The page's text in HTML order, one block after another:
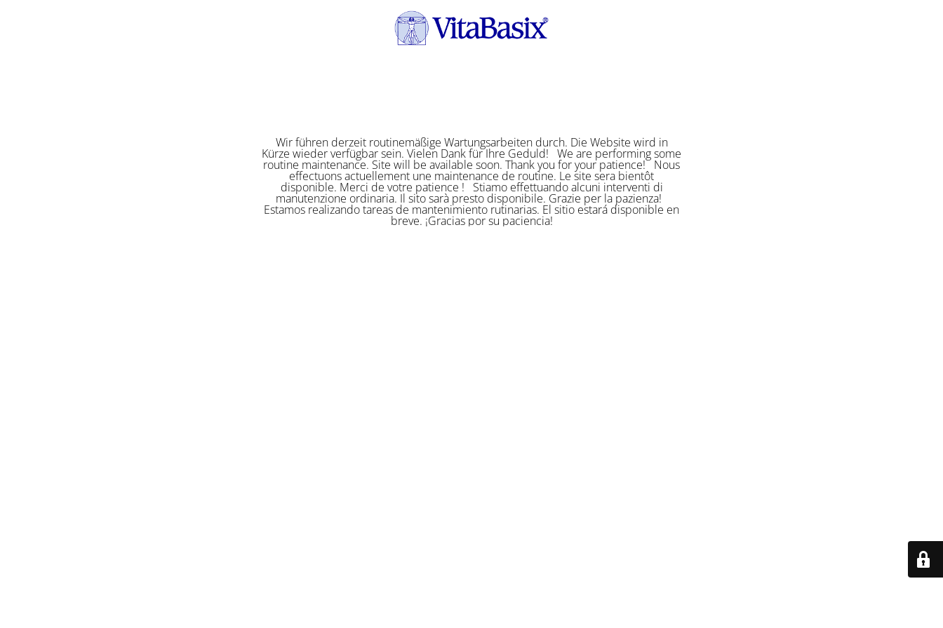
Wir führen derzeit routinemäßige Wartungsarbeiten durch. Die Website wird in
Kürze wieder verfügbar sein. Vielen Dank für Ihre Geduld! We are performing some
routine maintenance. Site will be available soon. Thank you for your patience! Nous
effectuons actuellement une maintenance de routine. Le site sera bientôt
disponible. Merci de votre patience ! Stiamo effettuando alcuni interventi di
manutenzione ordinaria. Il sito sarà presto disponibile. Grazie per la pazienza!
Estamos realizando tareas de mantenimiento rutinarias. El sitio estará disponible en
breve. ¡Gracias por su paciencia!